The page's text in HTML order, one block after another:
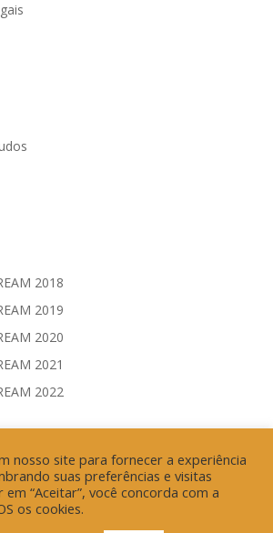
2018
2019
2020
2021
2022
& Eficiência Publicitária
nosso site para fornecer a experiência
suas preferências e visitas
“Aceitar”, você concorda com a
os cookies.